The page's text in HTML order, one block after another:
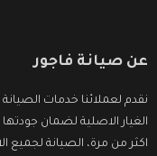
عن صيانة فاجور
نقدم لعملائنا خدمات
الغيار الاصلية لضمان
اكثر من مرة، الصيانة لجميع